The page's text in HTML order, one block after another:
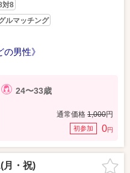
対8
ルマッチング
男性》
24〜33歳
通常価格 1,000円
初参加 0円
月・祝)